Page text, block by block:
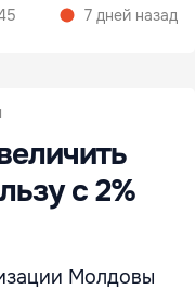
7 дней назад
с 2%
Молдовы